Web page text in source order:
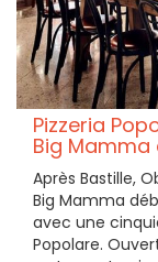
Pizzeria
Big Mamma
Après Bastille,
Big Mamma
avec une
Popolare.